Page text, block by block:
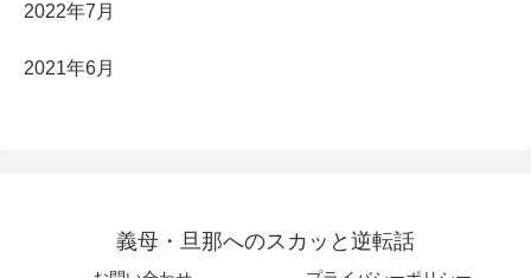
2022年7月
2021年6月
義母・旦那へのスカッと逆転話